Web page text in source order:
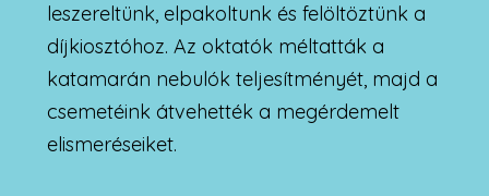
leszereltünk, elpakoltunk és felöltöztünk a
díjkiosztóhoz. Az oktatók méltatták a
katamarán nebulók teljesítményét, majd a
csemetéink átvehették a megérdemelt
elismeréseiket.